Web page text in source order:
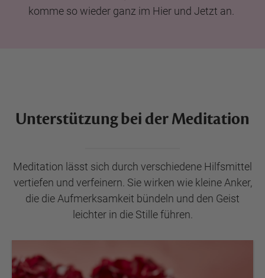
komme so wieder ganz im Hier und Jetzt an.
Unterstützung bei der Meditation
Meditation lässt sich durch verschiedene Hilfsmittel
vertiefen und verfeinern. Sie wirken wie kleine Anker,
die die Aufmerksamkeit bündeln und den Geist
leichter in die Stille führen.